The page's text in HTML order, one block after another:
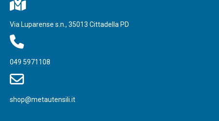
Via Luparense s.n., 35013 Cittadella PD
049 5971108
shop@metautensili.it